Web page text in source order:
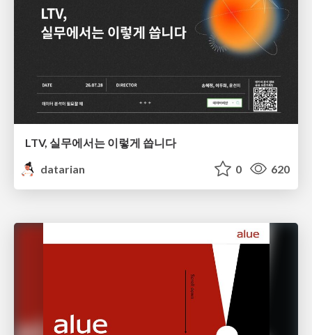
LTV, 실무에서는 이렇게 씁니다
datarian
0 620